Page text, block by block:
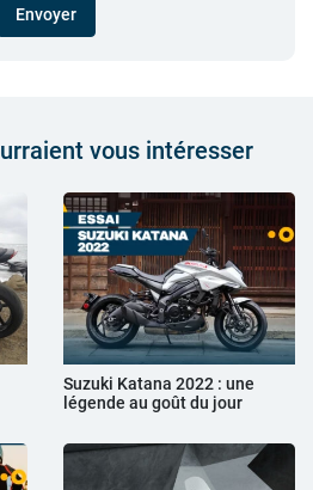
Envoyer
vous intéresser
Suzuki Katana 2022 : une
légende au goût du jour